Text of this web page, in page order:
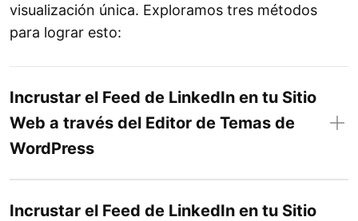
visualización única. Exploramos tres métodos
para lograr esto:
Incrustar el Feed de LinkedIn en tu Sitio
Web a través del Editor de Temas de
WordPress
Incrustar el Feed de LinkedIn en tu Sitio